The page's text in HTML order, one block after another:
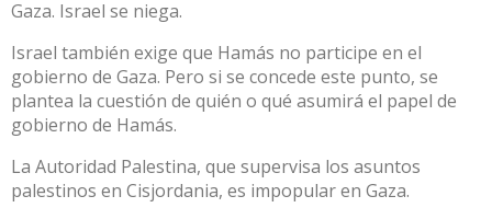
Gaza. Israel se niega.
Israel también exige que Hamás no participe en el
gobierno de Gaza. Pero si se concede este punto, se
plantea la cuestión de quién o qué asumirá el papel de
gobierno de Hamás.
La Autoridad Palestina, que supervisa los asuntos
palestinos en Cisjordania, es impopularen Gaza.